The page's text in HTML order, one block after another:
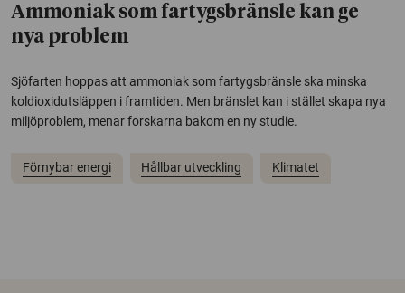
Ammoniak som fartygsbränsle kan ge
nya problem
Sjöfarten hoppas att ammoniak som fartygsbränsle ska minska
koldioxidutsläppen i framtiden. Men bränslet kan i stället skapa nya
miljöproblem, menar forskarna bakom en ny studie.
Förnybar energi Hållbar utveckling Klimatet